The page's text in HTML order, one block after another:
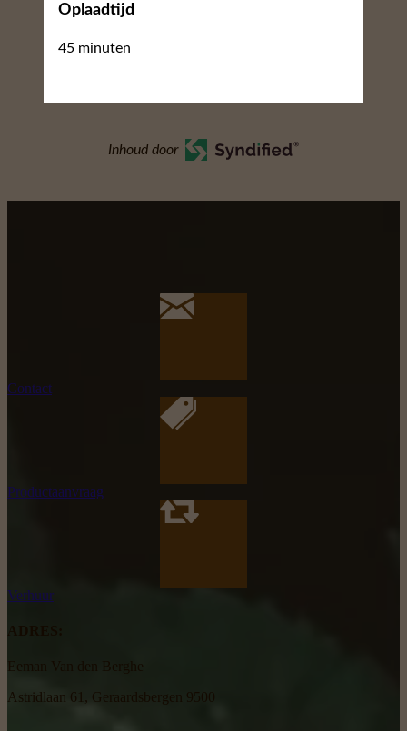
Oplaadtijd
45 minuten
Inhoud door
Contact
Productaanvraag
Verhuur
Astridlaan 61, Geraardsbergen 9500